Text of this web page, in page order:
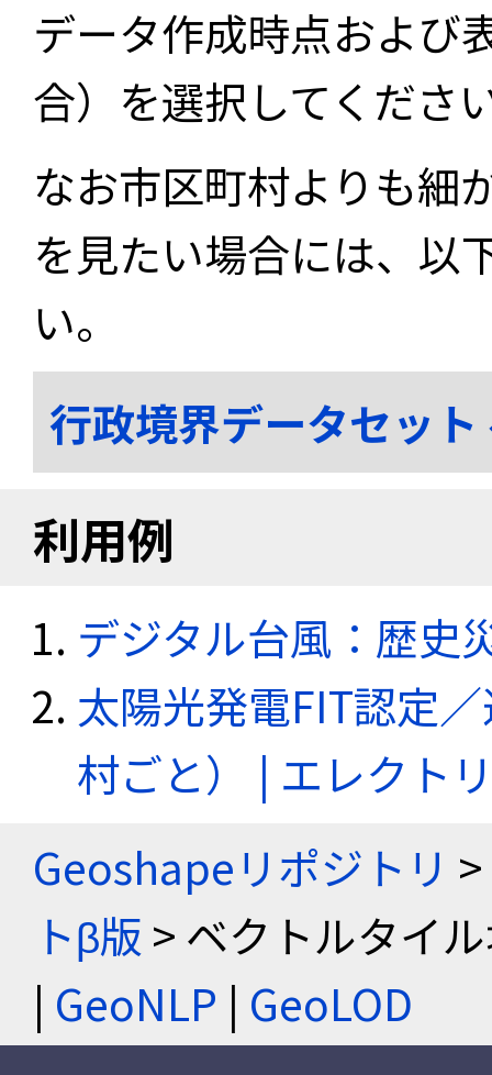
データ作成時点および
合）を選択してくださ
なお市区町村よりも細
を見たい場合には、以
い。
行政境界データセッ
利用例
デジタル台風：歴史
太陽光発電FIT認定
村ごと） | エレクト
Geoshapeリポジトリ >
トβ版 > ベクトルタイ
| GeoNLP | GeoLOD